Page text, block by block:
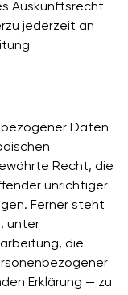
Auskunftsrecht
jederzeit an
Daten
Recht, die
unrichtiger
Ferner steht
unter
die
Erklärung — zu